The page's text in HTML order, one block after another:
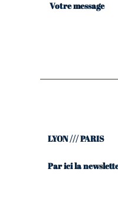
LYON /// PARIS
Par ici la